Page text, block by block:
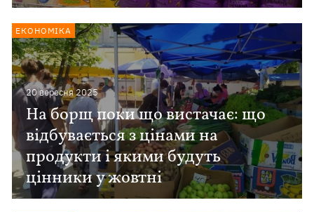
20 вересня 2025
На борщ поки що вистачає: що
відбувається з цінами на
продукти і якими будуть
цінники у жовтні
ЕКОНОМІКА